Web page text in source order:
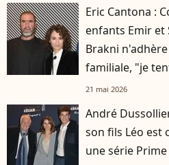
Eric Cantona :
enfants Emir et
Brakni
familiale, "je
d'avis"
21 mai 2026
André
son fils Léo est
une série